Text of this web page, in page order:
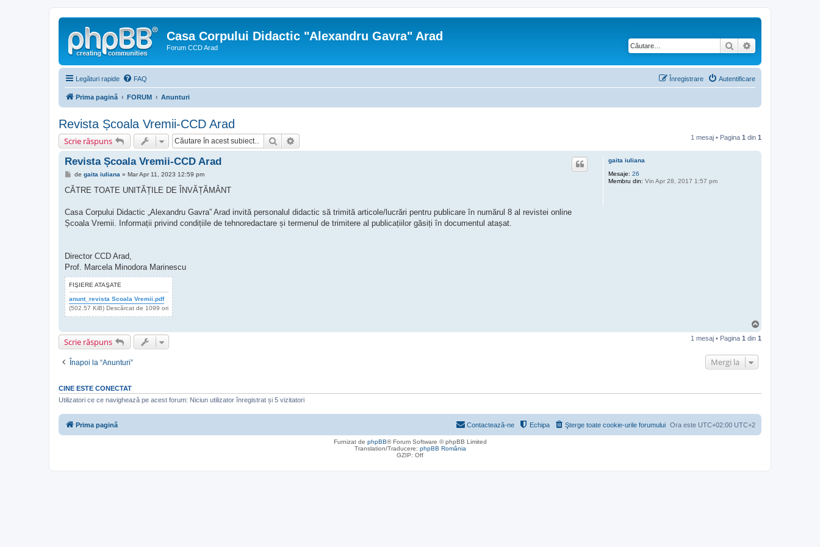
Casa Corpului Didactic "Alexandru Gavra" Arad
Forum CCD Arad Căutare
Legături rapide FAQ Autentificare
Înregistrare
Prima pagină FORUM Anunturi
Revista Școala Vremii-CCD Arad
Scrie răspuns Căutare 1 mesaj • Pagina 1 din 1
gaita iuliana
Mesaje: 26
Membru din: Vin Apr 28, 2017 1:57 pm
Revista Școala Vremii-CCD Arad
M
s
de gaita iuliana » Mar Apr 11, 2023 12:59 pm
CĂTRE TOATE UNITĂȚILE DE ÎNVĂȚĂMÂNT
Casa Corpului Didactic „Alexandru Gavra” Arad invită personalul didactic să trimită articole/lucrări pentru publicare în numărul 8 al revistei online
Școala Vremii. Informații privind condițiile de tehnoredactare și termenul de trimitere al publicațiilor găsiți în documentul atașat.
Director CCD Arad,
Prof. Marcela Minodora Marinescu
FIŞIERE ATAŞATE
anunt_revista Scoala Vremii.pdf
(502.57 KiB) Descărcat de 1099 ori
s
Scrie răspuns 1 mesaj • Pagina 1 din 1
Înapoi la “Anunturi” Mergi la
CINE ESTE CONECTAT
Utilizatori ce ce navighează pe acest forum: Niciun utilizator înregistrat și 5 vizitatori
Prima pagină Ora este UTC+02:00 UTC+2
Şterge toate cookie-urile forumului
Echipa
Contactează-ne
Furnizat de phpBB® Forum Software © phpBB Limited
Translation/Traducere: phpBB România
GZIP: Off